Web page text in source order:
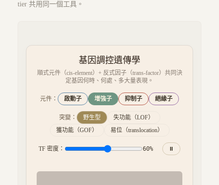
tier 共用同一個工具。
基因調控遺傳學
順式元件（cis-element）+ 反式因子（trans-factor）共同決
定基因何時、何處、多大量表現。
元件： 啟動子 增強子 抑制子 絕緣子
突變： 野生型
失功能（LOF）
獲功能（GOF）
易位（translocation）
TF 密度： 60% ⏸